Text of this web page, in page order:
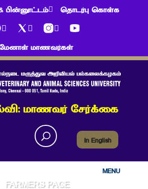
பின்னூட்டம் தொடர்பு கொள்க
மாணவர்கள்
மாணவர் சேர்க்கை
In English
MENU
FARMERS PAGE